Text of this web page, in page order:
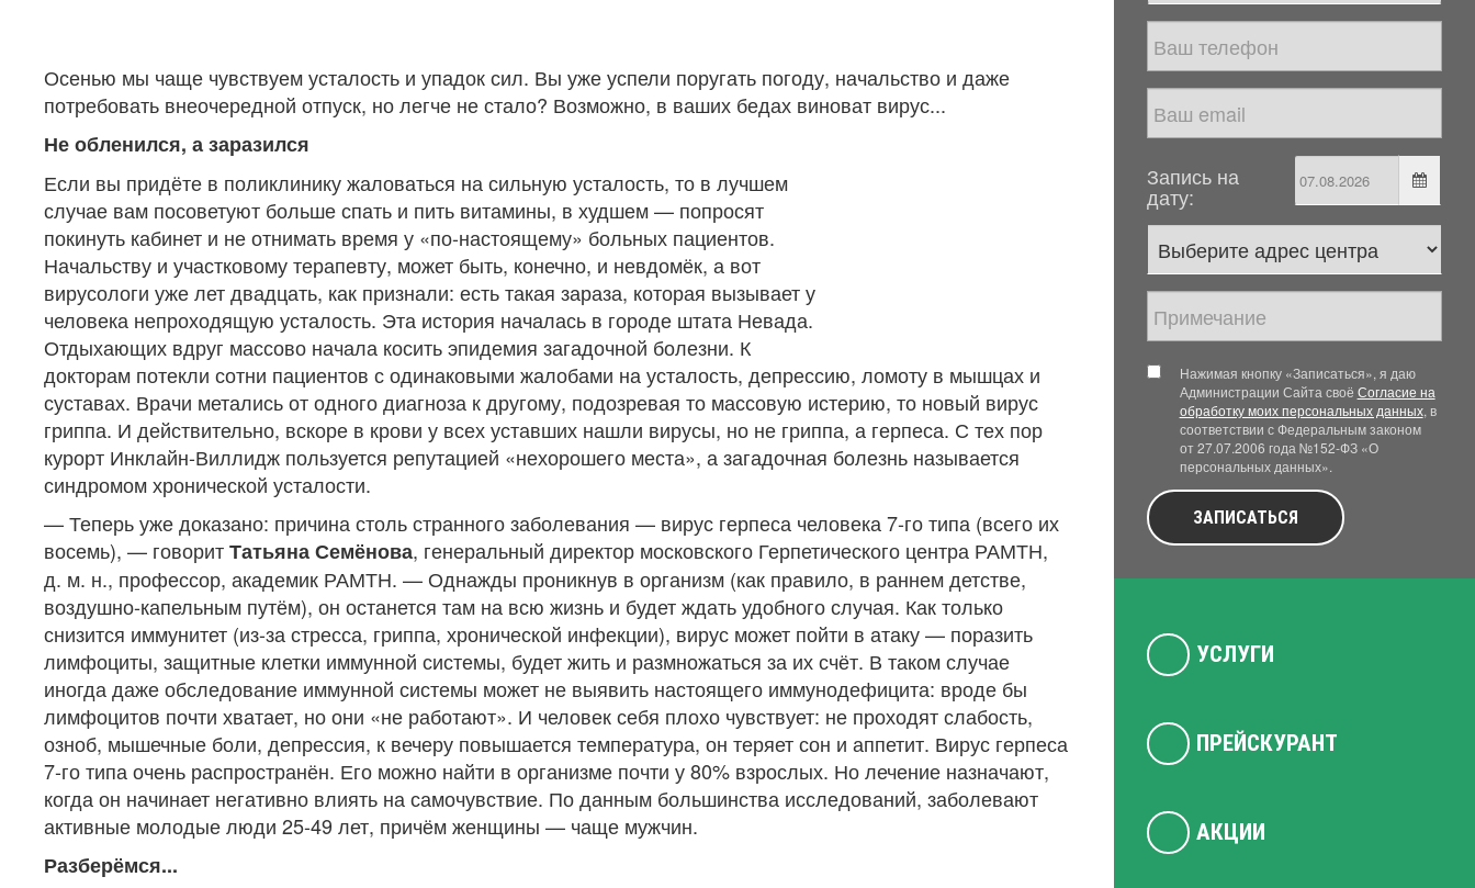
Осенью мы чаще чувствуем усталость и упадок сил. Вы уже успели поругать погоду, начальство и даже
потребовать внеочередной отпуск, но легче не стало? Возможно, в ваших бедах виноват вирус...
Не обленился, а заразился
Если вы придёте в поликлинику жаловаться на сильную усталость, то в лучшем
случае вам посоветуют больше спать и пить витамины, в худшем — попросят
покинуть кабинет и не отнимать время у «по-настоящему» больных пациентов.
Начальству и участковому терапевту, может быть, конечно, и невдомёк, а вот
вирусологи уже лет двадцать, как признали: есть такая зараза, которая вызывает у
человека непроходящую усталость. Эта история началась в городе штата Невада.
Отдыхающих вдруг массово начала косить эпидемия загадочной болезни. К
докторам потекли сотни пациентов с одинаковыми жалобами на усталость, депрессию, ломоту в мышцах и
суставах. Врачи метались от одного диагноза к другому, подозревая то массовую истерию, то новый вирус
гриппа. И действительно, вскоре в крови у всех уставших нашли вирусы, но не гриппа, а герпеса. С тех пор
курорт Инклайн-Виллидж пользуется репутацией «нехорошего места», а загадочная болезнь называется
синдромом хронической усталости.
— Теперь уже доказано: причина столь странного заболевания — вирус герпеса человека 7-го типа (всего их
восемь), — говоритТатьяна Семёнова, генеральный директор московского Герпетического центра РАМТН,
д. м. н., профессор, академик РАМТН. — Однажды проникнув в организм (как правило, в раннем детстве,
воздушно-капельным путём), он останется там на всю жизнь и будет ждать удобного случая. Как только
снизится иммунитет (из-за стресса, гриппа, хронической инфекции), вирус может пойти в атаку — поразить
лимфоциты, защитные клетки иммунной системы, будет жить и размножаться за их счёт. В таком случае
иногда даже обследование иммунной системы может не выявить настоящего иммунодефицита: вроде бы
лимфоцитов почти хватает, но они «не работают». И человек себя плохо чувствует: не проходят слабость,
озноб, мышечные боли, депрессия, к вечеру повышается температура, он теряет сон и аппетит. Вирус герпеса
7-го типа очень распространён. Его можно найти в организме почти у 80% взрослых. Но лечение назначают,
когда он начинает негативно влиять на самочувствие. По данным большинства исследований, заболевают
активные молодые люди 25-49 лет, причём женщины — чаще мужчин.
Разберёмся...
Запись на
дату:
Нажимая кнопку «Записаться», я даю
Администрации Сайта своё Согласие на
обработку моих персональных данных, в
соответствии с Федеральным законом
от 27.07.2006 года №152-ФЗ «О
персональных данных».
ЗАПИСАТЬСЯ
УСЛУГИ
ПРЕЙСКУРАНТ
АКЦИИ